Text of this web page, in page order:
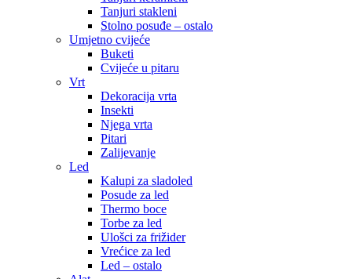
Tanjuri stakleni
Stolno posuđe – ostalo
Umjetno cvijeće
Buketi
Cvijeće u pitaru
Vrt
Dekoracija vrta
Insekti
Njega vrta
Pitari
Zalijevanje
Led
Kalupi za sladoled
Posude za led
Thermo boce
Torbe za led
Ulošci za frižider
Vrećice za led
Led – ostalo